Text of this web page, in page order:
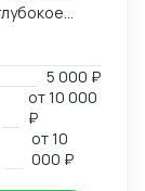
до
5 000 ₽
от10 000
₽
от10
000 ₽